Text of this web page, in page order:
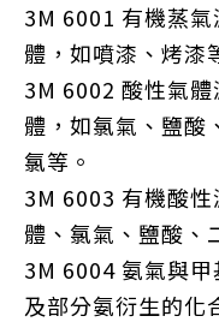
3M 6001 有機蒸
體，如噴漆、烤漆
3M 6002 酸性氣
體，如氯氣、鹽酸
氯等。
3M 6003 有機酸
體、氯氣、鹽酸、
3M 6004 氨氣與
及部分氨衍生的化